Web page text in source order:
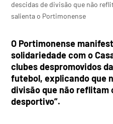
descidas de divisão que não
salienta o Portimonense
O Portimonense
solidariedade com o
clubes despromovidos
futebol, explicando que
divisão que não reflitam
desportivo”.